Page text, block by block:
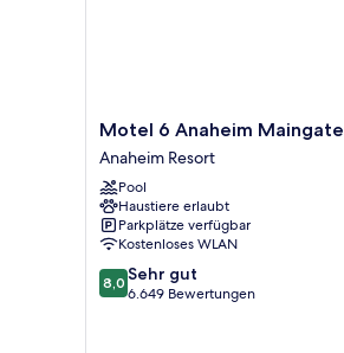
Motel
6
Anaheim
Maingate
Anaheim
Resort
Motel 6 Anaheim Maingate
Anaheim Resort
Pool
Haustiere erlaubt
Parkplätze verfügbar
Kostenloses WLAN
8.0
von
8,0 Sehr gut
6.649 Bewertungen